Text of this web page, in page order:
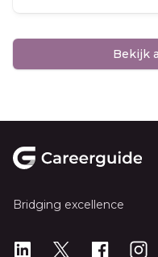
Bekijk
Bridging excellence
LinkedIn
X